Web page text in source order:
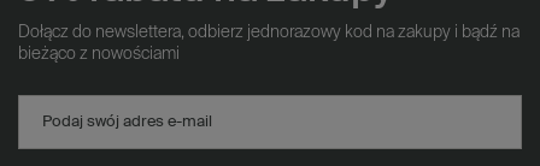
Dołącz do newslettera, odbierz jednorazowy kod na zakupy i bądź na
bieżąco z nowościami
Podaj swój adres e-mail